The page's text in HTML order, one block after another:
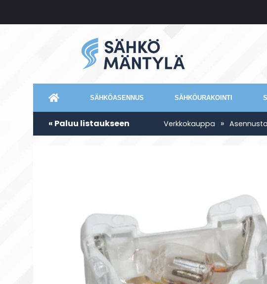
SÄHKÖASENNUS SÄHKÖURAKOINTI
« Paluu listaukseen Verkkokauppa »